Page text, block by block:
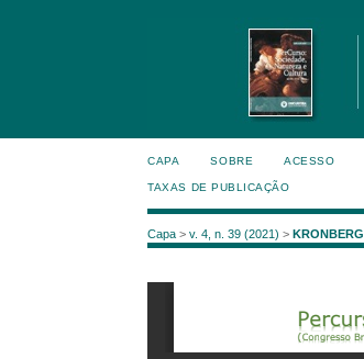
CAPA SOBRE ACESSO
TAXAS DE PUBLICAÇÃO
Capa >v. 4, n. 39 (2021) >KRONBERG